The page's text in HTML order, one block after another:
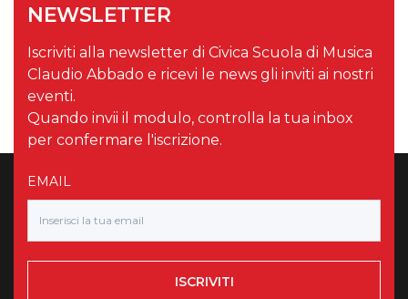
NEWSLETTER
Iscriviti alla newsletter di Civica Scuola di Musica
Claudio Abbado e ricevi le news gli inviti ai nostri
eventi.
Quando invii il modulo, controlla la tua inbox
per confermare l'iscrizione.
EMAIL
ISCRIVITI